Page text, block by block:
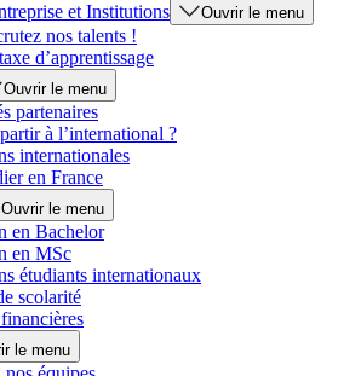
et Institutions
Ouvrir le menu
nos talents !
d’apprentissage
Ouvrir le menu
partenaires
à l’international ?
internationales
en France
Ouvrir le menu
en Bachelor
en MSc
étudiants internationaux
scolarité
le menu